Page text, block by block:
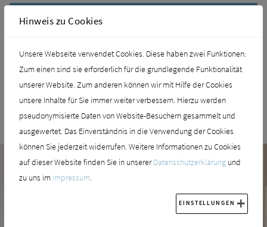
Ergänzungsschränke
Beleuchtungssituation
Hinweis zu Cookies
Unsere Webseite verwendet Cookies. Diese haben zwei Funktionen:
Zum einen sind sie erforderlich für die grundlegende Funktionalität
unserer Website. Zum anderen können wir mit Hilfe der Cookies
unsere Inhalte für Sie immer weiter verbessern. Hierzu werden
pseudonymisierte Daten von Website-Besuchern gesammelt und
ausgewertet. Das Einverständnis in die Verwendung der Cookies
können Sie jederzeit widerrufen. Weitere Informationen zu Cookies
auf dieser Website finden Sie in unsererDatenschutzerklärungund
zu uns im Impressum.
EINSTELLUNGEN